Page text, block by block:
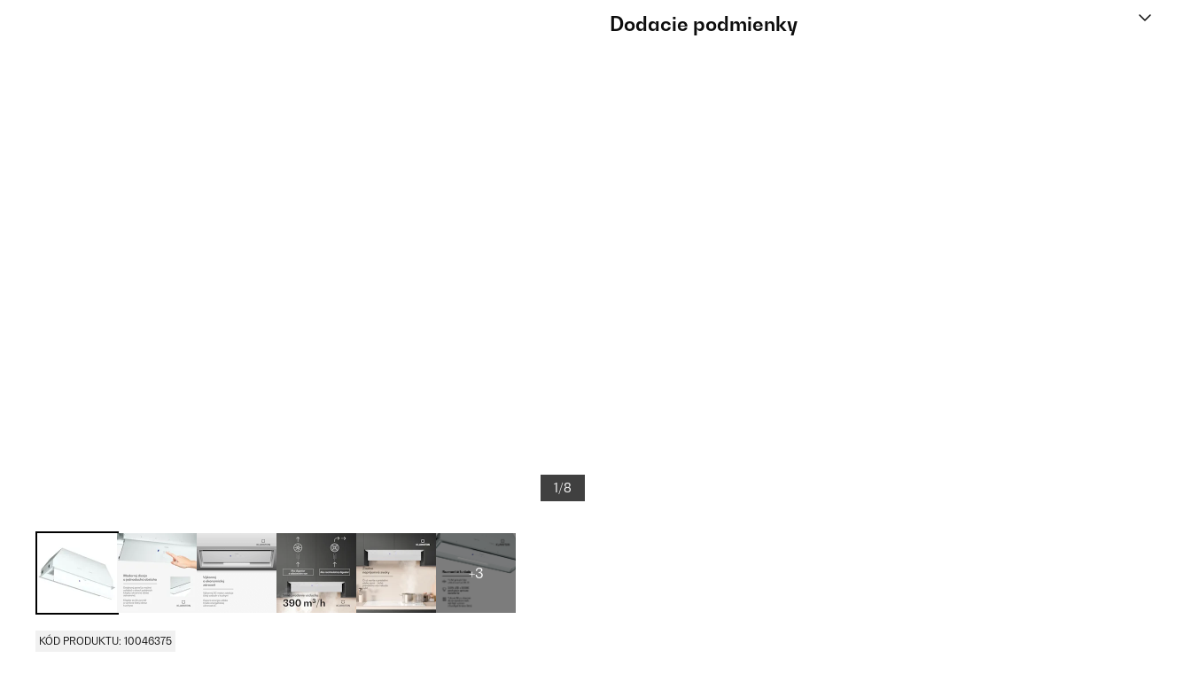
1/8
+3
KÓD PRODUKTU: 10046375
Dodacie podmienky